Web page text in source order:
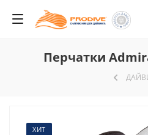
Перчатки
ХИТ